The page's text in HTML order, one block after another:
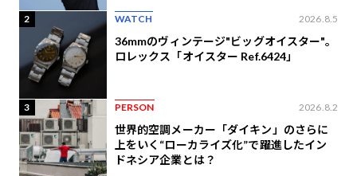
2 WATCH 2026.8.5
36mmのヴィンテージ"ビッグオイスター"。
ロレックス「オイスター Ref.6424」
3 PERSON 2026.8.2
世界的空調メーカー「ダイキン」のさらに
上をいく“ローカライズ化”で躍進したイン
ドネシア企業とは？